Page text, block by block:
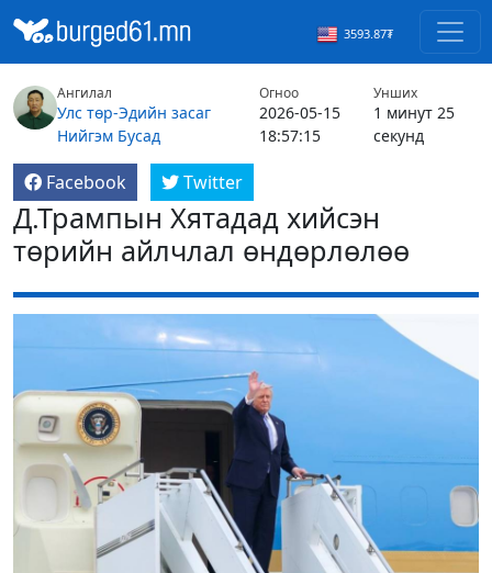
3593.87₮
Ангилал
Улс төр-Эдийн засаг
Нийгэм Бусад
Огноо
2026-05-15
18:57:15
Унших
1 минут 25
секунд
Facebook Twitter
Д.Трампын Хятадад хийсэн
төрийн айлчлал өндөрлөлөө